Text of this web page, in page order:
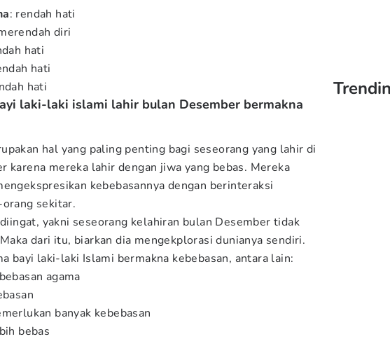
: rendah hati
diri
hati
hati
hati
laki-laki islami lahir bulan Desember bermakna
hal yang paling penting bagi seseorang yang lahir di
karena mereka lahir dengan jiwa yang bebas. Mereka
kebebasannya dengan berinteraksi
sekitar.
yakni seseorang kelahiran bulan Desember tidak
dari itu, biarkan dia mengekplorasi dunianya sendiri.
bayi laki-laki Islami bermakna kebebasan, antara lain:
agama
banyak kebebasan
bebas